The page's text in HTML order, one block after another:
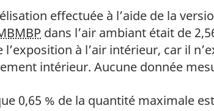
effectuée à l’aide de la
dans l’air ambiant était de
à l’air intérieur, car il
intérieur. Aucune donnée
la note de bas de page
0,65 % de la quantité maximale
la note de bas de page